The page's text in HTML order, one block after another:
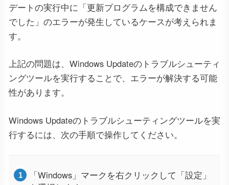
デートの実行中に「更新プログラムを構成できません
でした」のエラーが発生しているケースが考えられま
す。
上記の問題は、Windows Updateのトラブルシューティ
ングツールを実行することで、エラーが解決する可能
性があります。
Windows Updateのトラブルシューティングツールを実
行するには、次の手順で操作してください。
「Windows」マークを右クリックして「設定」